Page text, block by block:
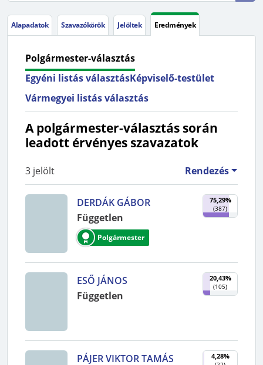
Alapadatok Szavazókörök Jelöltek Eredmények
Polgármester-választás
Egyéni listás választásKépviselő-testület
Vármegyei listás választás
A polgármester-választás során
leadott érvényes szavazatok
3 jelölt Rendezés
DERDÁK GÁBOR
Független
Polgármester
75,29%
(387)
ESŐ JÁNOS
Független
20,43%
(105)
PÁJER VIKTOR TAMÁS
4,28%